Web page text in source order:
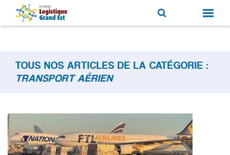
TOUS NOS ARTICLES DE LA CATÉGORIE :
TRANSPORT AÉRIEN